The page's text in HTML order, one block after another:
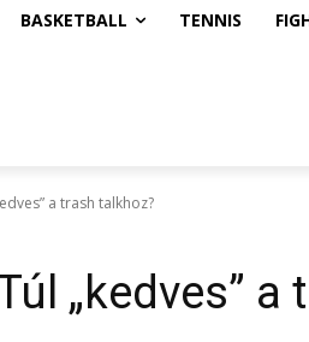
BASKETBALL TENNIS
a trash talkhoz?
„kedves” a